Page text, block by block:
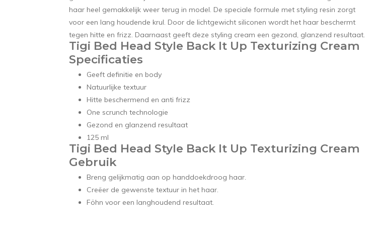
haar heel gemakkelijk weer terug in model. De speciale formule met styling resin zorgt
voor een lang houdende krul. Door de lichtgewicht siliconen wordt het haar beschermt
tegen hitte en frizz. Daarnaast geeft deze styling cream een gezond, glanzend resultaat.
Tigi Bed Head Style Back It Up Texturizing Cream
Specificaties
Geeft definitie en body
Natuurlijke textuur
Hitte beschermend en anti frizz
One scrunch technologie
Gezond en glanzend resultaat
125 ml
Tigi Bed Head Style Back It Up Texturizing Cream
Gebruik
Breng gelijkmatig aan op handdoekdroog haar.
Creëer de gewenste textuur in het haar.
Föhn voor een langhoudend resultaat.